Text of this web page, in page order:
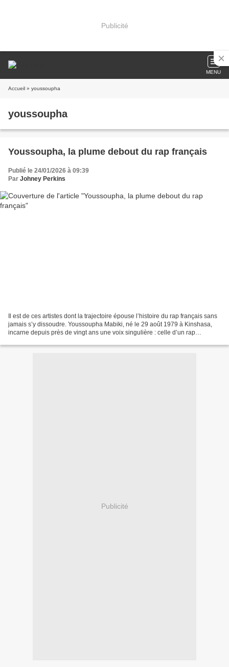
Publicité
MENU
Accueil » youssoupha
youssoupha
Youssoupha, la plume debout du rap français
Publié le 24/01/2026 à 09:39
Par Johney Perkins
Il est de ces artistes dont la trajectoire épouse l’histoire du rap français sans
jamais s’y dissoudre. Youssoupha Mabiki, né le 29 août 1979 à Kinshasa,
incarne depuis près de vingt ans une voix singulière : celle d’un rap
Publicité